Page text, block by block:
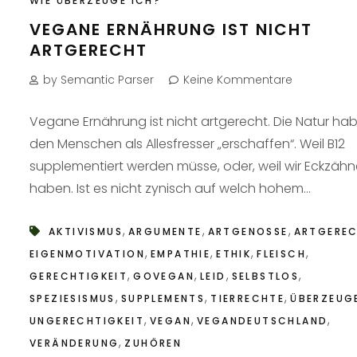
VEGANE ERNÄHRUNG IST NICHT
ARTGERECHT
by Semantic Parser Keine Kommentare
Vegane Ernährung ist nicht artgerecht. Die Natur
den Menschen als Allesfresser „erschaffen“. Weil B12
supplementiert werden müsse, oder, weil wir
haben. Ist es nicht zynisch auf welch hohem...
AKTIVISMUS, ARGUMENTE, ARTGENOSSE,
EIGENMOTIVATION, EMPATHIE,ETHIK,FLEISCH,
GERECHTIGKEIT,GOVEGAN,LEID , SELBSTLOS,
SPEZIESISMUS , SUPPLEMENTS, TIERRECHTE,
UNGERECHTIGKEIT, VEGAN, VEGANDEUTSCHLAND,
VERÄNDERUNG, ZUHÖREN